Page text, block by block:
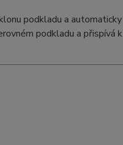
podkladu a
podkladu a přispívá